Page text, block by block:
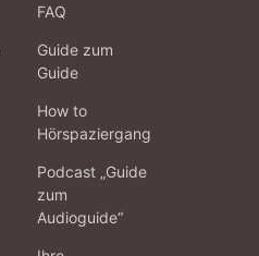
FAQ
Guide zum
Guide
How to
Hörspaziergang
Podcast „Guide
zum
Audioguide“